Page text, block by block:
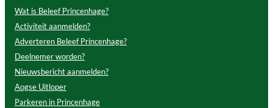
Wat is Beleef Princenhage?
Activiteit aanmelden?
Adverteren Beleef Princenhage?
Deelnemer worden?
Nieuwsbericht aanmelden?
Aogse Uitloper
Parkeren in Princenhage